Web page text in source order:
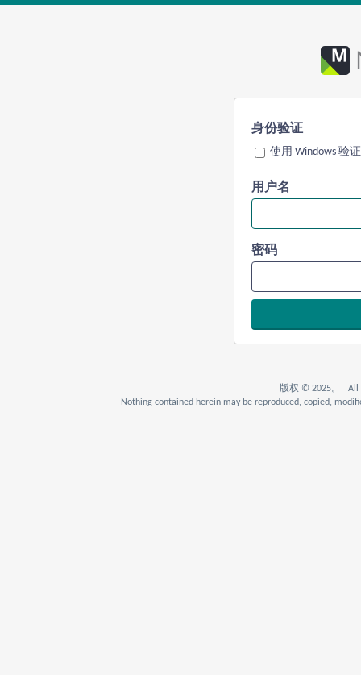
身份验证
使用 Windows 验证
用户名
密码
版权 © 2025。 All
Nothing contained herein may be reproduced, copied,